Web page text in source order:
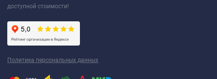
доступной стоимости!
Политика персональных данных